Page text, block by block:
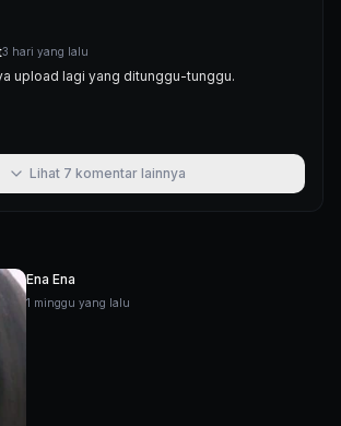
3 hari yang lalu
upload lagi yang ditunggu-tunggu.
Lihat 7 komentar lainnya
Ena Ena
1 minggu yang lalu